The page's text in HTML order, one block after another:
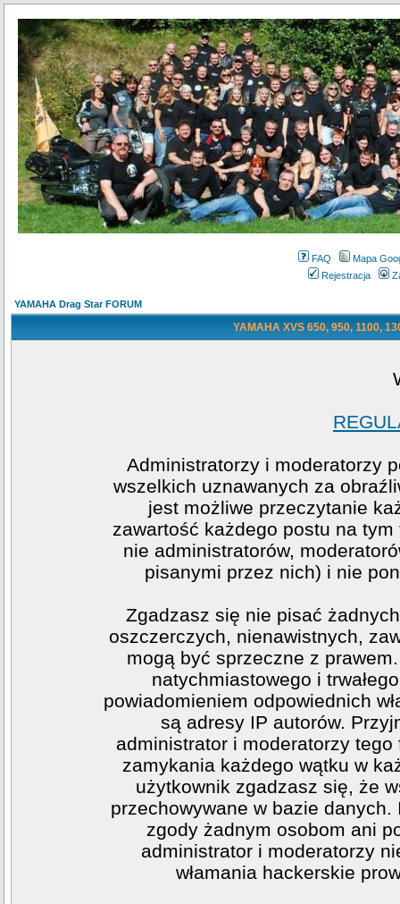
FAQ
Mapa
Rejestracja
YAMAHA Drag Star FORUM
YAMAHA XVS 650, 950, 1100,
Administratorzy i moderatorzy
wszelkich uznawanych za
jest możliwe przeczytanie
zawartość każdego postu na
nie administratorów,
pisanymi przez nich) i nie
Zgadzasz się nie pisać
oszczerczych, nienawistnych,
mogą być sprzeczne z
natychmiastowego i
powiadomieniem odpowiednich
są adresy IP autorów.
administrator i moderatorzy
zamykania każdego wątku w
użytkownik zgadzasz się, że
przechowywane w bazie
zgody żadnym osobom ani
administrator i moderatorzy
włamania hackerskie